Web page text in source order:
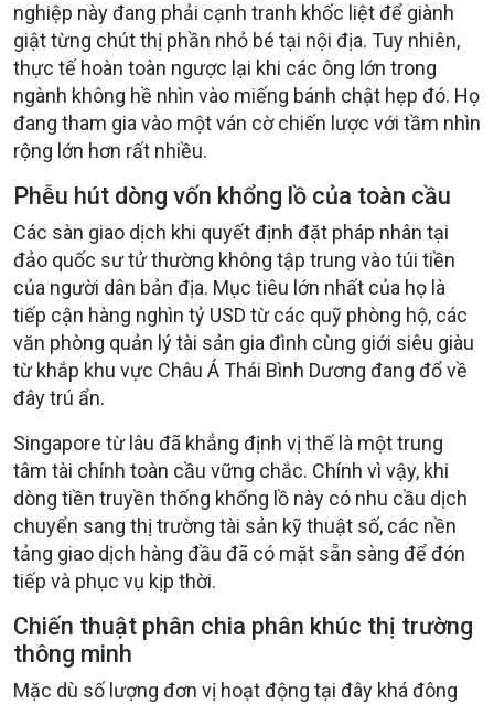
nghiệp này đang phải cạnh tranh khốc liệt để giành
giật từng chút thị phần nhỏ bé tại nội địa. Tuy nhiên,
thực tế hoàn toàn ngược lại khi các ông lớn trong
ngành không hề nhìn vào miếng bánh chật hẹp đó. Họ
đang tham gia vào một ván cờ chiến lược với tầm nhìn
rộng lớn hơn rất nhiều.
Phễu hút dòng vốn khổng lồ của toàn cầu
Các sàn giao dịch khi quyết định đặt pháp nhân tại
đảo quốc sư tử thường không tập trung vào túi tiền
của người dân bản địa. Mục tiêu lớn nhất của họ là
tiếp cận hàng nghìn tỷ USD từ các quỹ phòng hộ, các
văn phòng quản lý tài sản gia đình cùng giới siêu giàu
từ khắp khu vực Châu Á Thái Bình Dương đang đổ về
đây trú ẩn.
Singapore từ lâu đã khẳng định vị thế là một trung
tâm tài chính toàn cầu vững chắc. Chính vì vậy, khi
dòng tiền truyền thống khổng lồ này có nhu cầu dịch
chuyển sang thị trường tài sản kỹ thuật số, các nền
tảng giao dịch hàng đầu đã có mặt sẵn sàng để đón
tiếp và phục vụ kịp thời.
Chiến thuật phân chia phân khúc thị trường
thông minh
Mặc dù số lượng đơn vị hoạt động tại đây khá đông